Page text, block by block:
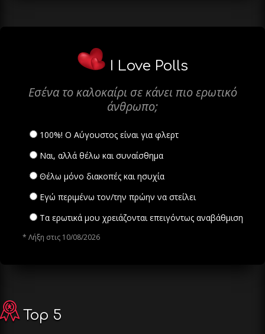
I Love Polls
Εσένα το καλοκαίρι σε κάνει πιο ερωτικό
άνθρωπο;
100%! Ο Αύγουστος είναι για φλερτ
Ναι, αλλά θέλω και συναίσθημα
Θέλω μόνο διακοπές και ησυχία
Εγώ περιμένω τον/την πρώην να στείλει
Τα ερωτικά μου χρειάζονται επειγόντως αναβάθμιση
* Λήξη στις 10/08/2026
Top 5